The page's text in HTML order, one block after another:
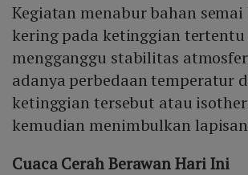
Kegiatan menabur bahan semai
kering pada ketinggian
mengganggu stabilitas
adanya perbedaan temperatur
ketinggian tersebut atau
kemudian menimbulkan
Cuaca Cerah Berawan Hari Ini